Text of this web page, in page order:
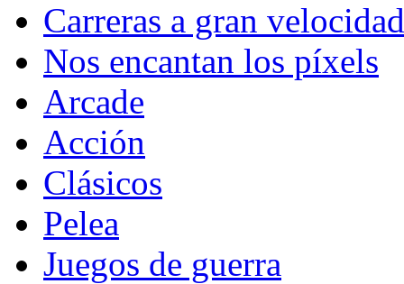
Carreras a gran velocidad
Nos encantan los píxels
Arcade
Acción
Clásicos
Pelea
Juegos de guerra